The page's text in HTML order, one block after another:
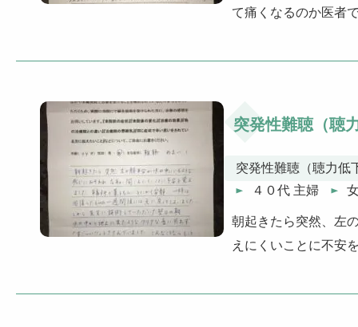
て痛くなるのか医者
突発性難聴（聴
突発性難聴（聴力低
４０代 主婦
朝起きたら突然、左
えにくいことに不安